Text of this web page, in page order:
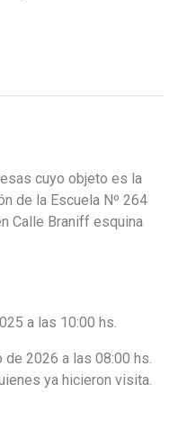
cuyo objeto es la
de la Escuela Nº 264
Calle Braniff esquina
a las 10:00 hs.
de 2026 a las 08:00 hs.
ya hicieron visita.